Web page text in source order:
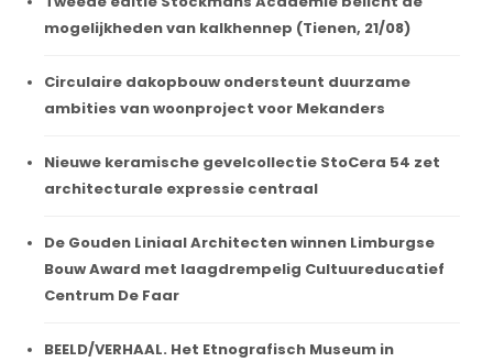
mogelijkheden van kalkhennep (Tienen, 21/08)
Circulaire dakopbouw ondersteunt duurzame
ambities van woonproject voor Mekanders
Nieuwe keramische gevelcollectie StoCera 54 zet
architecturale expressie centraal
De Gouden Liniaal Architecten winnen Limburgse
Bouw Award met laagdrempelig Cultuureducatief
Centrum De Faar
BEELD/VERHAAL. Het Etnografisch Museum in